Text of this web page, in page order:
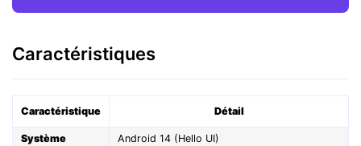
Caractéristiques
Caractéristique Détail
Système
Android 14 (Hello UI)